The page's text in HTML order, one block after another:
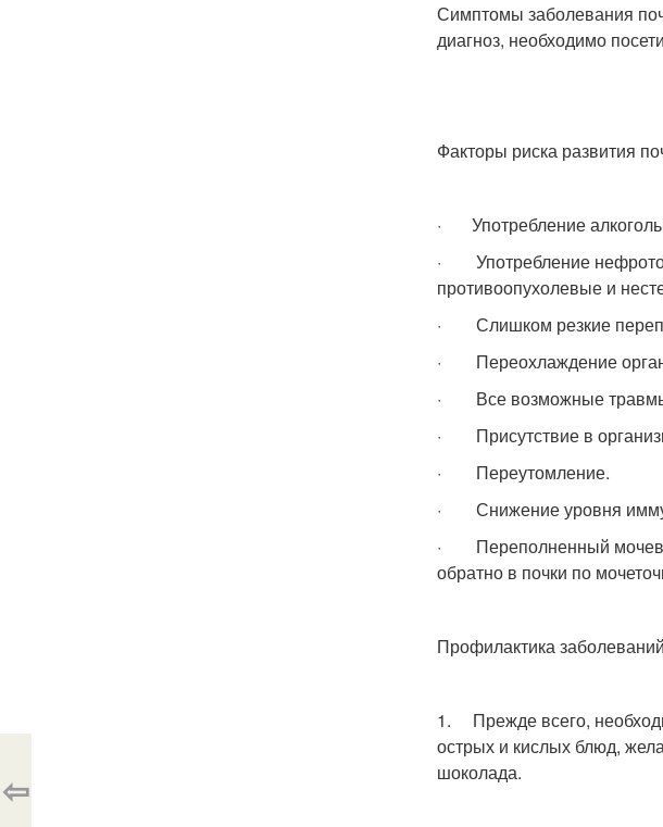
Симптомы заболевания
диагноз, необходимо
Факторы риска развития
· Употребление
· Употребление
противоопухолевые и
· Слишком резкие
· Переохлаждение
· Все возможные
· Присутствие в
· Переутомление.
· Снижение уровня
· Переполненный мочевой
обратно в почки по
Профилактика
1. Прежде всего,
острых и кислых блюд,
шоколада.
⇦